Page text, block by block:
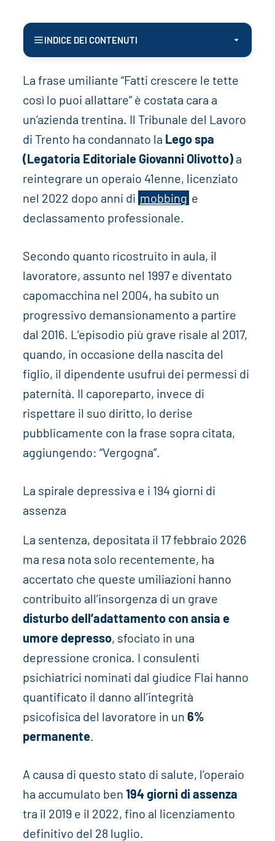
INDICE DEI CONTENUTI
La frase umiliante “Fatti crescere le tette
così lo puoi allattare” è costata cara a
un’azienda trentina. Il Tribunale del Lavoro
di Trento ha condannato la Lego spa
(Legatoria Editoriale Giovanni Olivotto)a
reintegrare un operaio 41enne, licenziato
nel 2022 dopo anni di mobbing e
declassamento professionale.
Secondo quanto ricostruito in aula, il
lavoratore, assunto nel 1997 e diventato
capomacchina nel 2004, ha subito un
progressivo demansionamento a partire
dal 2016. L’episodio più grave risale al 2017,
quando, in occasione della nascita del
figlio, il dipendente usufruì dei permessi di
paternità. Il caporeparto, invece di
rispettare il suo diritto, lo derise
pubblicamente con la frase sopra citata,
aggiungendo: “Vergogna”.
La spirale depressiva e i 194 giorni di
assenza
La sentenza, depositata il 17 febbraio 2026
ma resa nota solo recentemente, ha
accertato che queste umiliazioni hanno
contribuito all’insorgenza di un grave
disturbo dell’adattamento con ansia e
umore depresso, sfociato in una
depressione cronica. I consulenti
psichiatrici nominati dal giudice Flai hanno
quantificato il danno all’integrità
psicofisica del lavoratore in un 6%
permanente.
A causa di questo stato di salute, l’operaio
ha accumulato ben 194 giorni di assenza
tra il 2019 e il 2022, fino al licenziamento
definitivo del 28 luglio.